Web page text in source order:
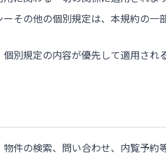
その他の個別規定は、本規約の一
別規定の内容が優先して適用され
件の検索、問い合わせ、内覧予約